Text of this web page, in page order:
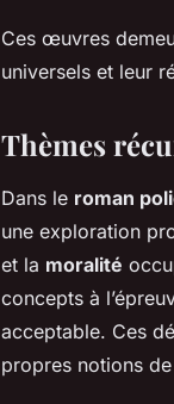
Ces œuvres
universels et leur
Thèmes
Dans le roman
une exploration
et la moralité
concepts à
acceptable. Ces
propres notions